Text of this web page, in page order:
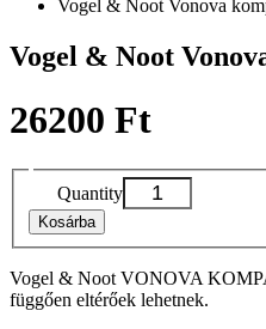
Vogel & Noot Vonova
Vogel & Noot
26200 Ft
Quantity
Kosárba
Vogel & Noot VONOVA
függően eltérőek lehetnek.